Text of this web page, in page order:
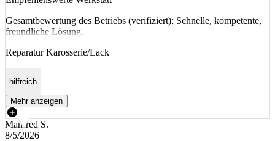
Gesamtbewertung des Betriebs (verifiziert): Schnelle, kompetente,
freundliche Lösung.
Reparatur Karosserie/Lack
hilfreich
Mehr anzeigen
Manfred S.
8/5/2026